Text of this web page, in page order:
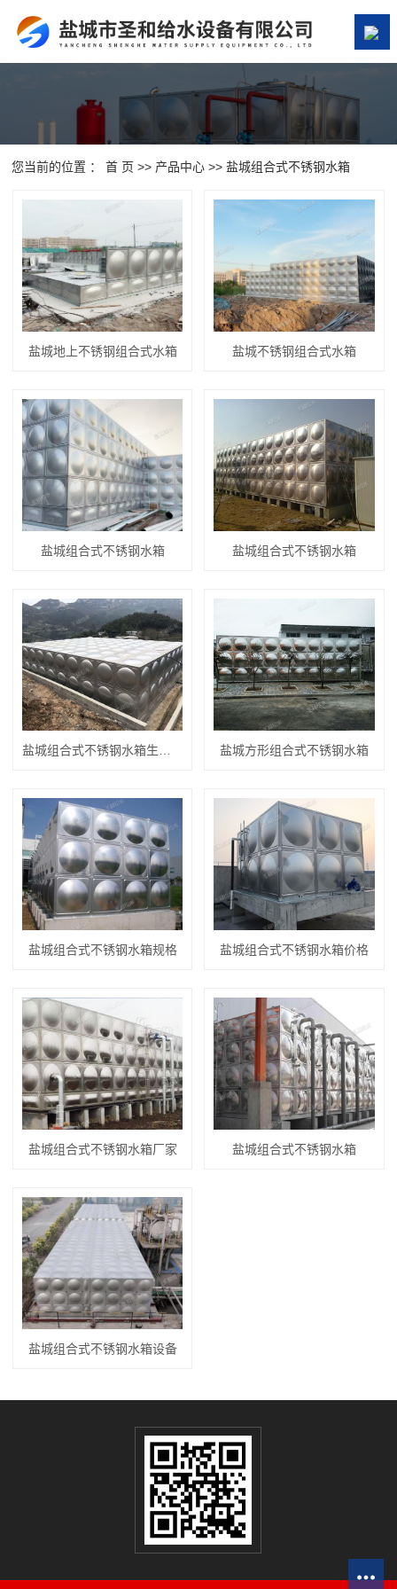
关于我们
产品中心
新闻资讯
在线留言
联系我们
您当前的位置 ：首 页 >> 产品中心 >>盐城组合式不锈钢水箱
盐城地上不锈钢组合式水箱 盐城不锈钢组合式水箱
盐城组合式不锈钢水箱 盐城组合式不锈钢水箱
盐城方形组合式不锈钢水箱
盐城组合式不锈钢水箱规格 盐城组合式不锈钢水箱价格
盐城组合式不锈钢水箱厂家 盐城组合式不锈钢水箱
盐城组合式不锈钢水箱设备